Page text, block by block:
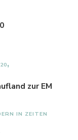
zur EM
IN ZEITEN